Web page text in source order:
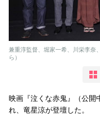
兼重淳監督、堀家一希、川栄李奈
ら）
映画『泣くな赤鬼』（公開
れ、竜星涼が登壇した。